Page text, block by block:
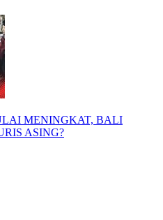
MENINGKAT, BALI
ASING?